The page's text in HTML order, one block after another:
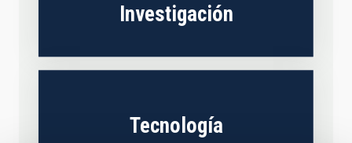
Investigación
Tecnología